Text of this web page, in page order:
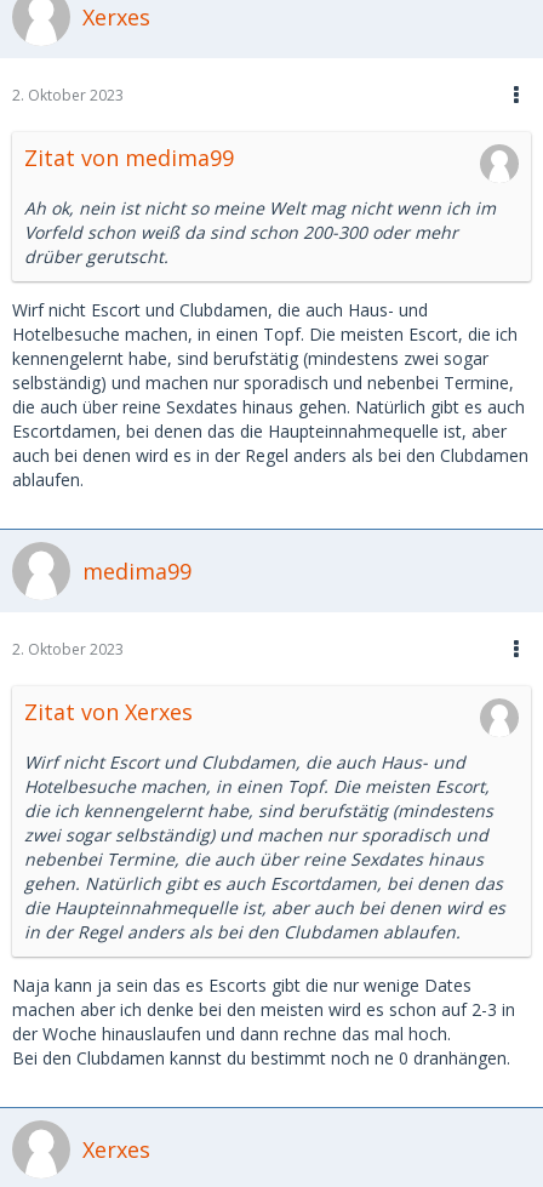
Xerxes
2. Oktober 2023
Zitat von medima99
Ah ok, nein ist nicht so meine Welt mag nicht wenn ich im
Vorfeld schon weiß da sind schon 200-300 oder mehr
drüber gerutscht.
Wirf nicht Escort und Clubdamen, die auch Haus- und
Hotelbesuche machen, in einen Topf. Die meisten Escort, die ich
kennengelernt habe, sind berufstätig (mindestens zwei sogar
selbständig) und machen nur sporadisch und nebenbei Termine,
die auch über reine Sexdates hinaus gehen. Natürlich gibt es auch
Escortdamen, bei denen das die Haupteinnahmequelle ist, aber
auch bei denen wird es in der Regel anders als bei den Clubdamen
ablaufen.
medima99
2. Oktober 2023
Zitat von Xerxes
Wirf nicht Escort und Clubdamen, die auch Haus- und
Hotelbesuche machen, in einen Topf. Die meisten Escort,
die ich kennengelernt habe, sind berufstätig (mindestens
zwei sogar selbständig) und machen nur sporadisch und
nebenbei Termine, die auch über reine Sexdates hinaus
gehen. Natürlich gibt es auch Escortdamen, bei denen das
die Haupteinnahmequelle ist, aber auch bei denen wird es
in der Regel anders als bei den Clubdamen ablaufen.
Naja kann ja sein das es Escorts gibt die nur wenige Dates
machen aber ich denke bei den meisten wird es schon auf 2-3 in
der Woche hinauslaufen und dann rechne das mal hoch.
Bei den Clubdamen kannst du bestimmt noch ne 0 dranhängen.
Xerxes